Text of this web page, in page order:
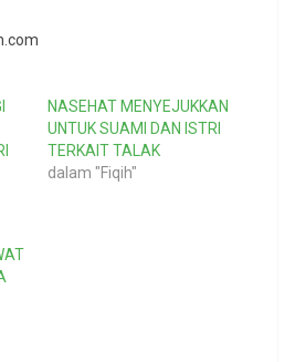
NASEHAT MENYEJUKKAN
UNTUK SUAMI DAN ISTRI
TERKAIT TALAK
dalam "Fiqih"